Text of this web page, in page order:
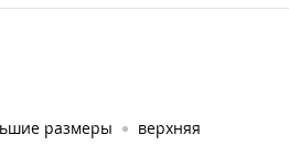
размеры
верхняя